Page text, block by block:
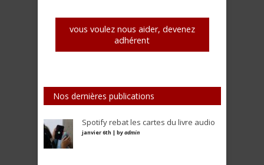
vous voulez nous aider, devenez
adhérent
Nos dernières publications
Spotify rebat les cartes du livre audio
janvier 6th | byadmin